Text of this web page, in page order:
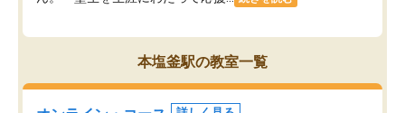
本塩釜駅の教室一覧